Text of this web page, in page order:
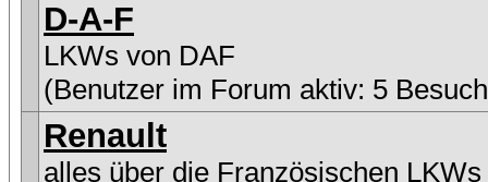
D-A-F
LKWs von DAF
(Benutzer im Forum aktiv: 5
Renault
alles über die Französischen LKWs